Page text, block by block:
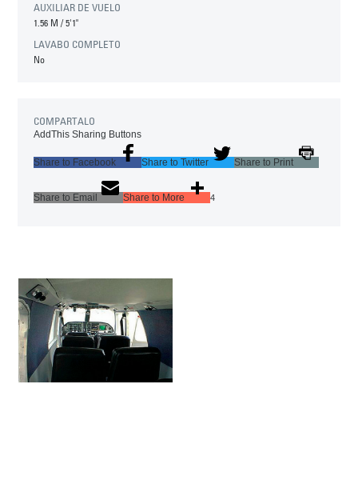
AUXILIAR DE VUELO
1.56 M/5'1"
LAVABO COMPLETO
No
COMPARTALO
AddThis Sharing Buttons
Share to Facebook Share to Twitter Share to Print
Share to Email Share to More 4